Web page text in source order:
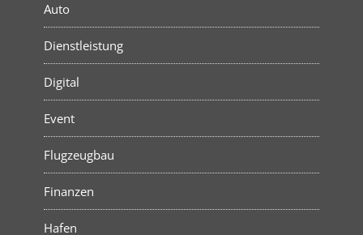
Auto
Dienstleistung
Digital
Event
Flugzeugbau
Finanzen
Hafen